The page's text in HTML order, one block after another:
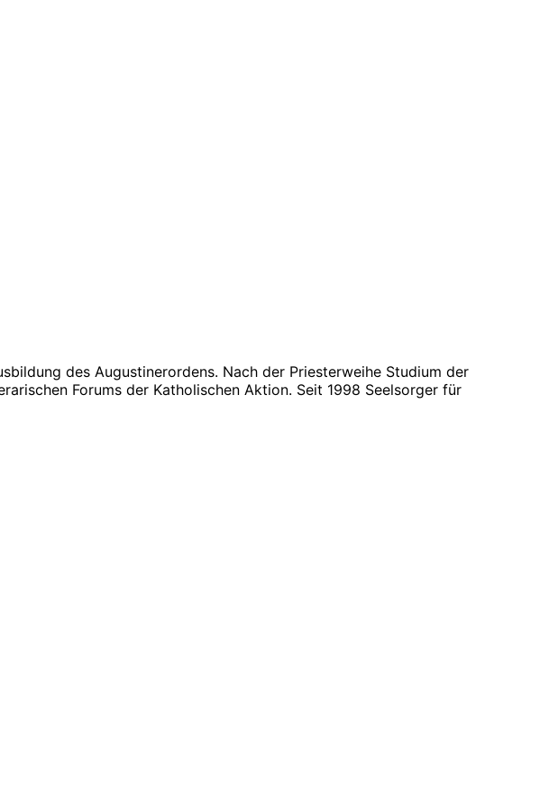
des Augustinerordens. Nach der Priesterweihe Studium der
Forums der Katholischen Aktion. Seit 1998 Seelsorger für